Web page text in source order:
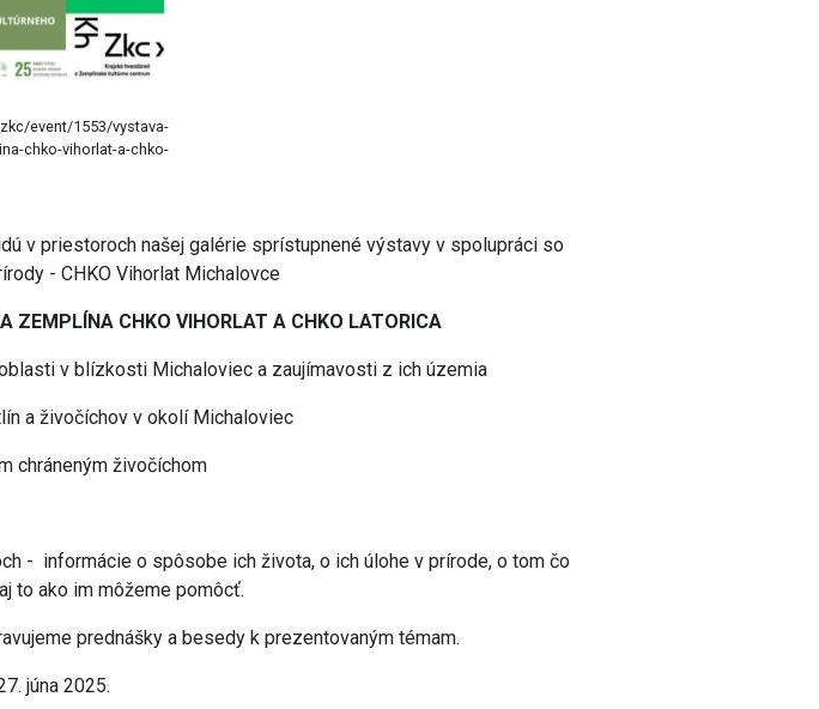
event/1553/vystava-
chko-vihorlat-a-chko-
v priestoroch našej galérie sprístupnené výstavy v spolupráci so
- CHKO Vihorlat Michalovce
ZEMPLÍNA CHKO VIHORLAT A CHKO LATORICA
v blízkosti Michaloviec a zaujímavosti z ich územia
a živočíchov v okolí Michaloviec
chráneným živočíchom
- informácie o spôsobe ich života, o ich úlohe v prírode, o tom čo
to ako im môžeme pomôcť.
prednášky a besedy k prezentovaným témam.
júna 2025.